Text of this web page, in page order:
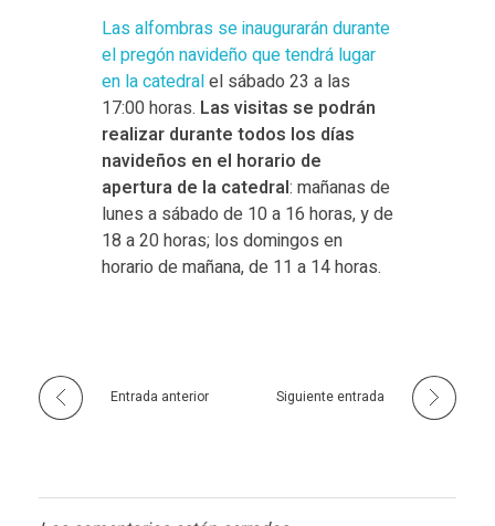
Las alfombras se inaugurarán durante
el pregón navideño que tendrá lugar
en la catedralel sábado 23 a las
17:00 horas. Las visitas se podrán
realizar durante todos los días
navideños en el horario de
apertura de la catedral: mañanas de
lunes a sábado de 10 a 16 horas, y de
18 a 20 horas; los domingos en
horario de mañana, de 11 a 14 horas.
Entrada anterior Siguiente entrada